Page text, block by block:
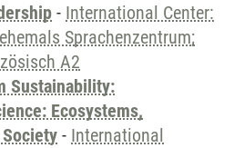
- International Center:
Sprachenzentrum;
A2
Sustainability:
Ecosystems,
- International